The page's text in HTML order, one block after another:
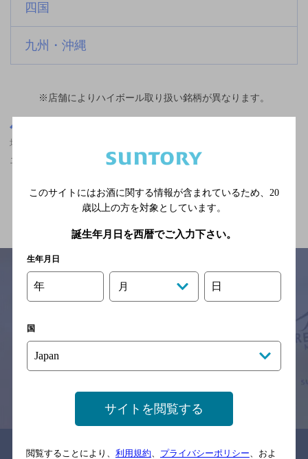
四国
九州・沖縄
※店舗によりハイボール取り扱い銘柄が異なります。
堺筋本町駅(大阪府)周辺500m,居酒屋,ザ・プレミアム・モルツ香る
エールが飲める,貸切OK,2,000円未満のお店
関連ページ
※それぞれのお店のメニューや営業時間などの掲載情報については、
予告なしに変更されることがありますので、
念のためお店にご確認の上ご来店くださいますようお願い申し上げま
情報提供：ぐるなび
関連リンク
このサイトにはお酒に関する情報が含まれているため、 20
歳以上の方を対象としています。
誕生年月日を西暦でご入力下さい。
生年月日
年 月 日
国
サイトを閲覧する
閲覧することにより、 利用規約、 プライバシーポリシー、およ